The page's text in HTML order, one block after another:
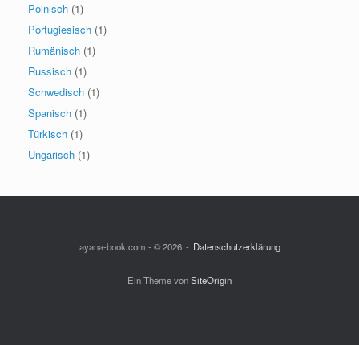
Polnisch (1)
Portugiesisch (1)
Rumänisch (1)
Russisch (1)
Schwedisch (1)
Spanisch (1)
Türkisch (1)
Ungarisch (1)
ayana-book.com - © 2026 Datenschutzerklärung
Ein Theme vonSiteOrigin